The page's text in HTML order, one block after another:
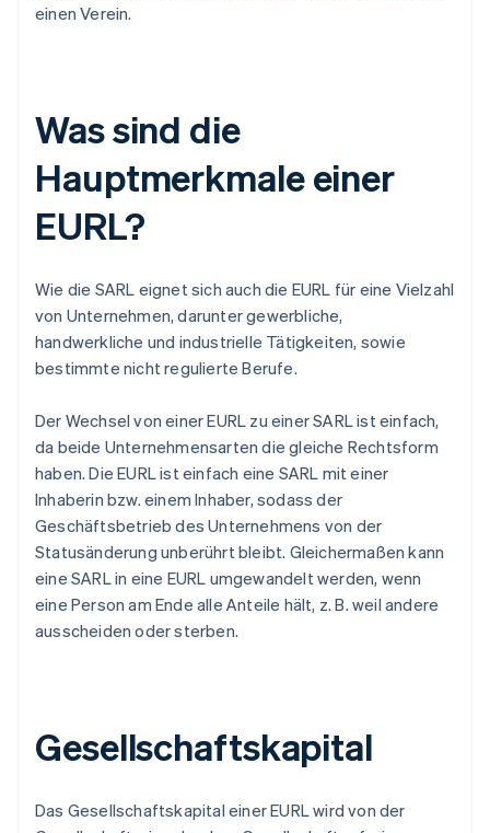
einen Verein.
Was sind die
Hauptmerkmale einer
EURL?
Wie die SARL eignet sich auch die EURL für eine Vielzahl
von Unternehmen, darunter gewerbliche,
handwerkliche und industrielle Tätigkeiten, sowie
bestimmte nicht regulierte Berufe.
Der Wechsel von einer EURL zu einer SARL ist einfach,
da beide Unternehmensarten die gleiche Rechtsform
haben. Die EURL ist einfach eine SARL mit einer
Inhaberin bzw. einem Inhaber, sodass der
Geschäftsbetrieb des Unternehmens von der
Statusänderung unberührt bleibt. Gleichermaßen kann
eine SARL in eine EURL umgewandelt werden, wenn
eine Person am Ende alle Anteile hält, z. B. weil andere
ausscheiden oder sterben.
Gesellschaftskapital
Das Gesellschaftskapital einer EURL wird von der